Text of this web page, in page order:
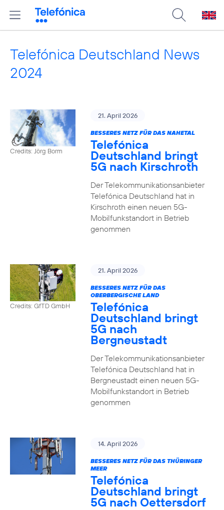
Telefónica Deutschland News
2024
Credits: Jörg Borm
21. April 2026
BESSERES NETZ FÜR DAS NAHETAL
Telefónica
Deutschland bringt
5G nach Kirschroth
Der Telekommunikationsanbieter
Telefónica Deutschland hat in
Kirschroth einen neuen 5G-
Mobilfunkstandort in Betrieb
genommen
Credits: GfTD GmbH
21. April 2026
BESSERES NETZ FÜR DAS
OBERBERGISCHE LAND
Telefónica
Deutschland bringt
5G nach
Bergneustadt
Der Telekommunikationsanbieter
Telefónica Deutschland hat in
Bergneustadt einen neuen 5G-
Mobilfunkstandort in Betrieb
genommen
14. April 2026
BESSERES NETZ FÜR DAS THÜRINGER
MEER
Telefónica
Deutschland bringt
5G nach Oettersdorf